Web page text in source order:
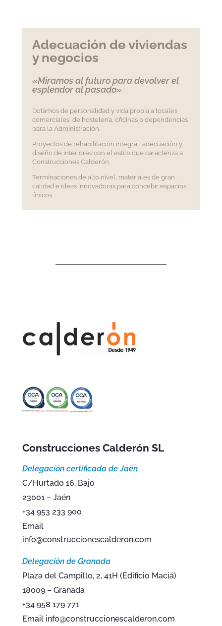
Adecuación de viviendas
y negocios
«Miramos al futuro para devolver el
esplendor al pasado»
Dotamos de personalidad y vida propia a locales
comerciales, de hostelería, oficinas o dependencias
para la Administración.
Proyectos de rehabilitación integral, adecuación y
diseño de interiores con el estilo que caracteriza a
Construcciones Calderón.
Terminaciones de alto nivel, materiales de gran
calidad e ideas innovadoras para concebir espacios
únicos.
Construcciones Calderón SL
Delegación certificada de Jaén
C/Hurtado 16, Bajo
23001 – Jaén
+34 953 233 900
Email
info@construccionescalderon.com
Delegación de Granada
Plaza del Campillo, 2, 41H (Edificio Maciá)
18009 – Granada
+34 958 179 771
Email info@construccionescalderon.com